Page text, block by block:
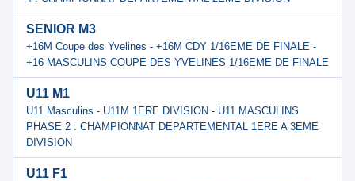
SENIOR M3
+16M Coupe des Yvelines - +16M CDY 1/16EME DE FINALE -
+16 MASCULINS COUPE DES YVELINES 1/16EME DE FINALE
U11 M1
U11 Masculins - U11M 1ERE DIVISION - U11 MASCULINS
PHASE 2 : CHAMPIONNAT DEPARTEMENTAL 1ERE A 3EME
DIVISION
U11 F1